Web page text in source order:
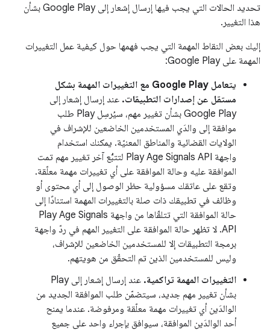
تحديد الحالات التي يجب فيها إرسال إشعار إلى Google Play بشأن
هذا التغيير.
إليك بعض النقاط المهمة التي يجب فهمها حول كيفية عمل التغييرات
المهمة على Google Play:
يتعامل Google Play مع التغييرات المهمة بشكل
مستقل عن إصدارات التطبيقات. عند إرسال إشعار إلى
Google Play بشأن تغيير مهم، سيُرسِل Play طلب
موافقة إلى والدَي المستخدمين الخاضعين للإشراف في
الولايات القضائية والمناطق المعنيّة. يمكنك استخدام
واجهة Play Age Signals API لتتبُّع آخر تغيير مهم تمت
الموافقة عليه وحالة الموافقة على أي تغييرات مهمة معلّقة.
وتقع على عاتقك مسؤولية حظر الوصول إلى أي محتوى أو
وظائف في تطبيقك ذات صلة بالتغييرات المهمة استنادًا إلى
حالة الموافقة التي تتلقّاها من واجهة Play Age Signals
API. لا تظهر حالة الموافقة على التغيير المهم في ردّ واجهة
برمجة التطبيقات إلا للمستخدمين الخاضعين للإشراف،
وليس للمستخدمين الذين تم التحقّق من هويتهم.
التغييرات المهمة تراكمية.
عند إرسال إشعار إلى Play
بشأن تغيير مهم جديد، سيتضمّن طلب الموافقة الجديد من
الوالدَين أي تغييرات مهمة معلّقة ومرفوضة. عندما يمنح
أحد الوالدَين الموافقة، سيوافق بإجراء واحد على جميع